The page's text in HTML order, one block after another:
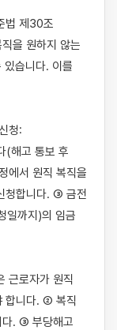
법 제30조
을 원하지 않는
있습니다. 이를
청:
(해고 통보 후
에서 원직 복직을
청합니다. ③ 금전
일까지)의 임금
근로자가 원직
합니다. ② 복직
다. ③ 부당해고